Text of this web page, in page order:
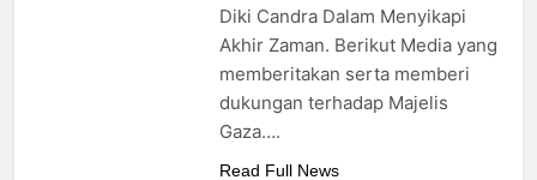
Diki Candra Dalam Menyikapi
Akhir Zaman. Berikut Media yang
memberitakan serta memberi
dukungan terhadap Majelis
Gaza….
Read Full News